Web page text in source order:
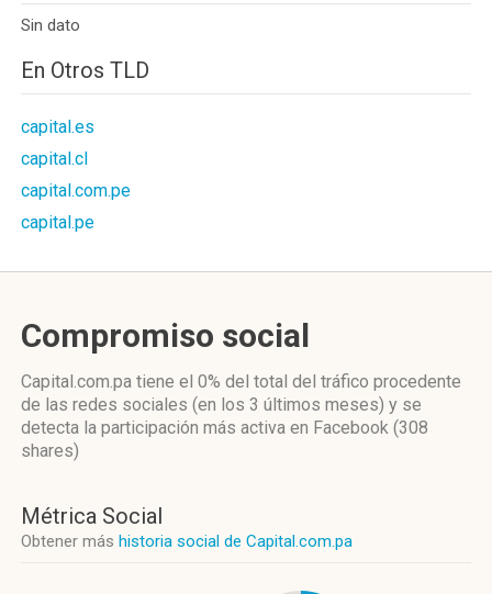
Sin dato
En Otros TLD
capital.es
capital.cl
capital.com.pe
capital.pe
Compromiso social
Capital.com.pa tiene el 0% del total del tráfico procedente
de las redes sociales (en los 3 últimos meses) y se
detecta la participación más activa en Facebook (308
shares)
Métrica Social
Obtener más historia social de Capital.com.pa